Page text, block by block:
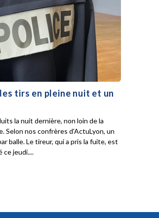
tirs en pleine nuit et un
la nuit dernière, non loin de la
Selon nos confrères d'ActuLyon, un
balle. Le tireur, qui a pris la fuite, est
ce jeudi....